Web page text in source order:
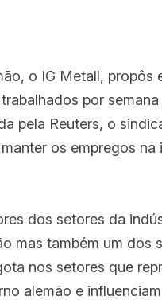
o IG Metall, propôs
por semana
pela Reuters, o
os empregos na
dos setores da
mas também um dos
nos setores que
alemão e